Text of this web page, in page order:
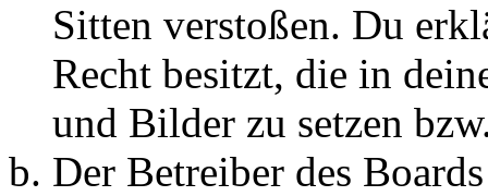
Sitten verstoßen. Du
Recht besitzt, die in
und Bilder zu setzen
Der Betreiber des